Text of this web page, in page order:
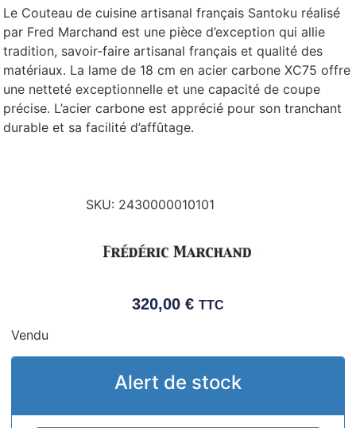
Le Couteau de cuisine artisanal français Santoku réalisé
par Fred Marchand est une pièce d’exception qui allie
tradition, savoir-faire artisanal français et qualité des
matériaux. La lame de 18 cm en acier carbone XC75 offre
une netteté exceptionnelle et une capacité de coupe
précise. L’acier carbone est apprécié pour son tranchant
durable et sa facilité d’affûtage.
SKU: 2430000010101
320,00 € TTC
Vendu
Alert de stock